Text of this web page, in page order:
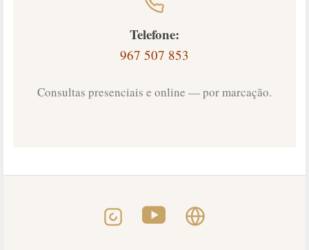
Telefone:
967 507 853
Consultas presenciais e online — por marcação.